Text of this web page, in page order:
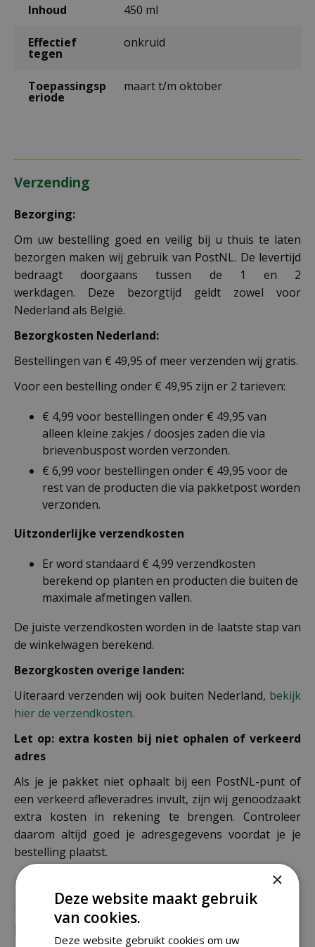
Inhoud 450 ml
Effectief
tegen
onkruid
Toepassingsp
eriode
maart t/m oktober
Verzending
Bezorging:
Om uw bestelling goed en veilig bij u thuis te laten
bezorgen maken wij gebruik van PostNL. De levertijd
bedraagt doorgaans tussen de 1 en 2
werkdagen. Deze bezorgtijd geldt zowel voor
Nederland als België.
Bezorgkosten Nederland:
Bestellingen van € 49,95 of meer verzenden wij gratis.
Voor een bestelling onder € 49,95 zijn er 2 tarieven:
€ 4,99 voor bestellingen onder € 49,95 van
alleen kleine zakjes / doosjes zaden die via
brievenbuspost worden verzonden.
€ 6,99 voor bestellingen onder € 49,95 voor de
rest van de producten die via pakketpost worden
verzonden.
Uitzonderlijke verzendkosten
Er word standaard € 4,99 verzendkosten
berekend op planten en producten die buiten de
maximale afmetingen vallen.
De juiste verzendkosten worden in de laatste stap van
de winkelwagen berekend.
Bezorgkosten overige landen:
Uiteraard verzenden wij ook buiten Nederland, bekijk
hier de verzendkosten.
Let op: extra kosten bij niet ophalen of verkeerd
adres
Als je je pakket niet ophaalt bij een PostNL-punt of
een verkeerd afleveradres invult, zijn wij genoodzaakt
extra kosten in rekening te brengen. Controleer
daarom altijd goed je adresgegevens voordat je je
bestelling plaatst.
Recensies
×
Deze website maakt gebruik
van cookies.
Deze website gebruikt cookies om uw